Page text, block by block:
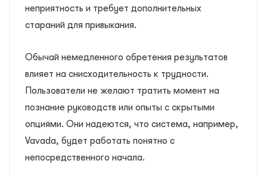
неприятность и требует дополнительных
стараний для привыкания.
Обычай немедленного обретения результатов
влияет на снисходительность к трудности.
Пользователи не желают тратить момент на
познание руководств или опыты с скрытыми
опциями. Они надеются, что система, например,
Vavada, будет работать понятно с
непосредственного начала.